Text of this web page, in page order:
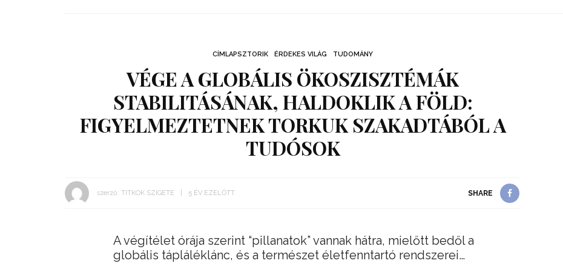
CÍMLAPSZTORIK ÉRDEKES VILÁG TUDOMÁNY
VÉGE A GLOBÁLIS ÖKOSZISZTÉMÁK
STABILITÁSÁNAK, HALDOKLIK A FÖLD:
FIGYELMEZTETNEK TORKUK SZAKADTÁBÓL A
TUDÓSOK
szerző: TITKOK SZIGETE 5 ÉV EZELŐTT SHARE
A végítélet órája szerint “pillanatok” vannak hátra, mielőtt bedől a
globális tápláléklánc, és a természet életfenntartó rendszerei…